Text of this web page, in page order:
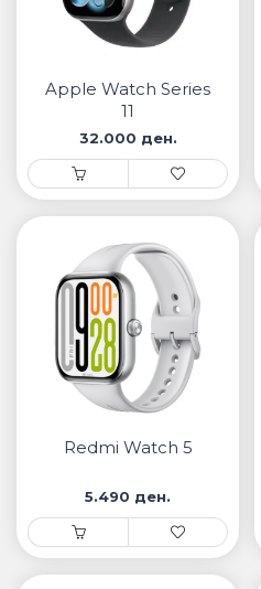
Apple Watch Series
11
32.000 ден.
Redmi Watch 5
5.490 ден.